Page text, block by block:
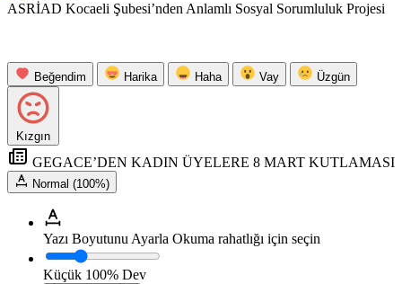
ASRİAD Kocaeli Şubesi’nden Anlamlı Sosyal Sorumluluk Projesi
Beğendim Harika Haha Vay Üzgün
Kızgın
GEGACE’DEN KADIN ÜYELERE 8 MART KUTLAMASI
Normal (100%)
Yazı Boyutunu Ayarla Okuma rahatlığı için seçin
Küçük 100% Dev